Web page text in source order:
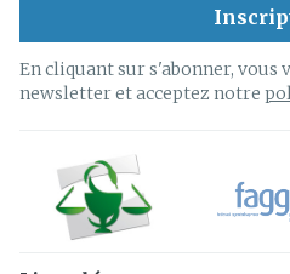
En cliquant sur s'abonner, vous
newsletter et acceptez notre